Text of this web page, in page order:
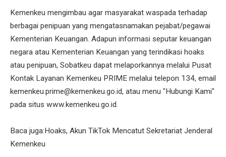
Kemenkeu mengimbau agar masyarakat waspada terhadap
berbagai penipuan yang mengatasnamakan pejabat/pegawai
Kementerian Keuangan. Adapun informasi seputar keuangan
negara atau Kementerian Keuangan yang terindikasi hoaks
atau penipuan, Sobatkeu dapat melaporkannya melalui Pusat
Kontak Layanan Kemenkeu PRIME melalui telepon 134, email
kemenkeu.prime@kemenkeu.go.id, atau menu "Hubungi Kami"
pada situs www.kemenkeu.go.id.
Baca juga:Hoaks, Akun TikTok Mencatut Sekretariat Jenderal
Kemenkeu